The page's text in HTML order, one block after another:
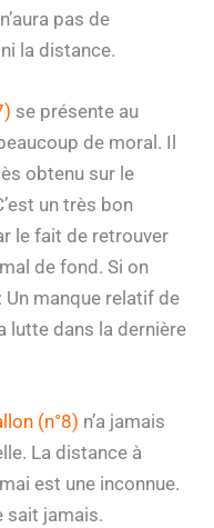
pas de
la distance.
se présente au
de moral. Il
obtenu sur le
un très bon
le fait de retrouver
de fond. Si on
manque relatif de
lutte dans la dernière
(n°8) n’a jamais
La distance à
est une inconnue.
sait jamais.